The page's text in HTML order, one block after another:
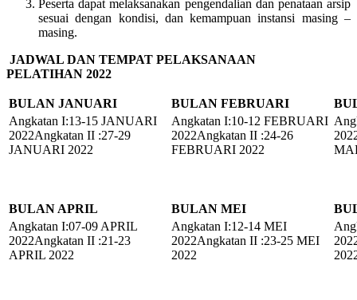
Peserta dapat melaksanakan pengendalian dan penataan arsip
sesuai dengan kondisi, dan kemampuan instansi masing –
masing.
JADWAL DAN TEMPAT PELAKSANAAN
PELATIHAN 2022
BULAN JANUARI BULAN FEBRUARI
Angkatan I:13-15 JANUARI
2022Angkatan II :27-29
JANUARI 2022
Angkatan I:10-12 FEBRUARI
2022Angkatan II :24-26
FEBRUARI 2022
BULAN APRIL BULAN MEI
Angkatan I:07-09 APRIL
2022Angkatan II :21-23
APRIL 2022
Angkatan I:12-14 MEI
2022Angkatan II :23-25 MEI
2022